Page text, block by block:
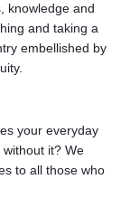
knowledge and
and taking a
embellished by
your everyday
it? We
to all those who